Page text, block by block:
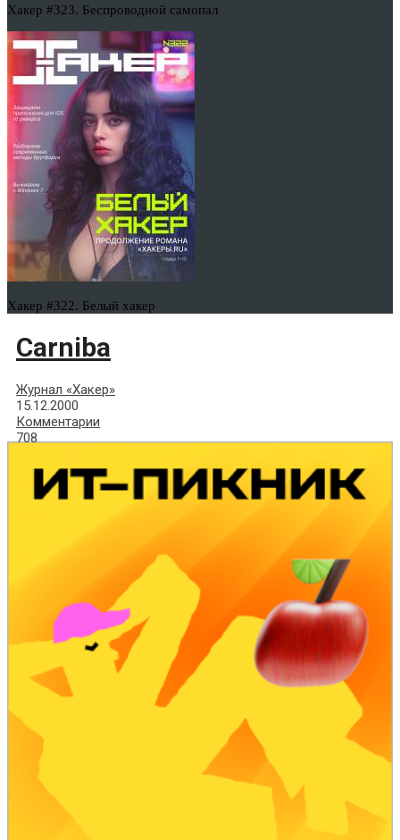
Хакер #323. Беспроводной самопал
Хакер #322. Белый хакер
Carniba
Журнал «Хакер»
15.12.2000
Комментарии
708